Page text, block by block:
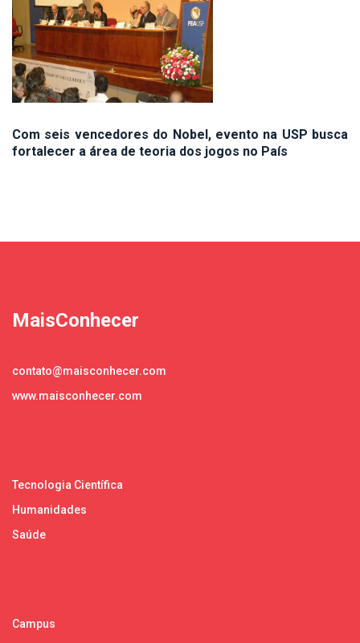
Com seis vencedores do Nobel, evento na USP busca
fortalecer a área de teoria dos jogos no País
MaisConhecer
contato@maisconhecer.com
www.maisconhecer.com
Tecnologia Científica
Humanidades
Saúde
Campus